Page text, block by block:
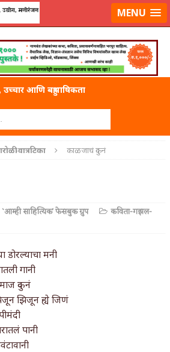
|लेखक नोंदणी कराMENU
उच्चार आणि बहुभाषिकता
– एक अफलातून धातू (COPPER)
विहीर
बदलायची आहेत तुम्हाला!
पाऊस होता
तं हू माय…
प्रेत
वात्रटिका काळजाचं दुकनं
`आम्ही साहित्यिक' फेसबुक ग्रुप
कविता-गझल-
डोरल्याचा मनी
गानी
दुकनं
झिजून ह्ये जिणं
पानी